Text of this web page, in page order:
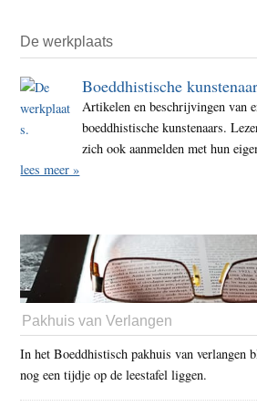
De werkplaats
Boeddhistische
Artikelen en beschrijvingen van
boeddhistische kunstenaars.
zich ook aanmelden met hun
lees meer »
Pakhuis van Verlangen
In het Boeddhistisch pakhuis van verlangen
nog een tijdje op de leestafel liggen.